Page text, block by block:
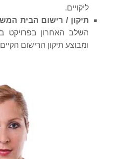
ליקויים.
תיקון / רישום הבית
השלב האחרון בפרויקט
ומבוצע תיקון הרישום